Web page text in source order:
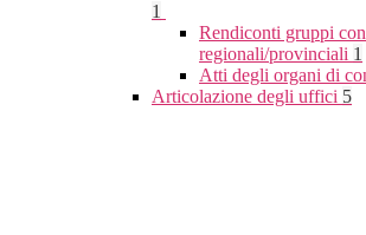
1
Rendiconti gruppi
regionali/provinciali 1
Atti degli organi di
Articolazione degli uffici 5